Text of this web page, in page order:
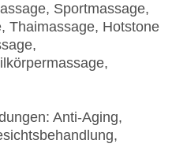
Sportmassage,
Thaimassage, Hotstone
Anti-Aging,